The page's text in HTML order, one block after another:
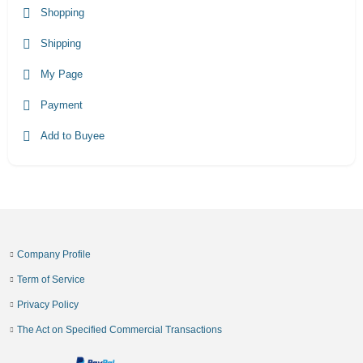
Shopping
Shipping
My Page
Payment
Add to Buyee
Company Profile
Term of Service
Privacy Policy
The Act on Specified Commercial Transactions